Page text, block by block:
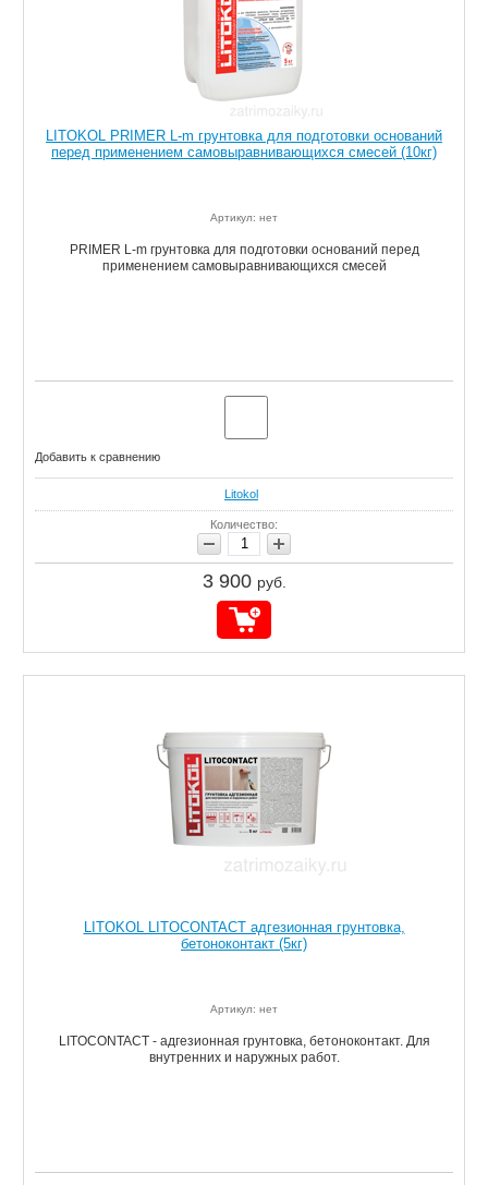
LITOKOL PRIMER L-m грунтовка для подготовки оснований
перед применением самовыравнивающихся смесей (10кг)
Артикул: нет
PRIMER L-m грунтовка для подготовки оснований перед
применением самовыравнивающихся смесей
Добавить к сравнению
Litokol
Количество:
3 900 руб.
LITOKOL LITOCONTACT адгезионная грунтовка,
бетоноконтакт (5кг)
Артикул: нет
LITOCONTACT - адгезионная грунтовка, бетоноконтакт. Для
внутренних и наружных работ.